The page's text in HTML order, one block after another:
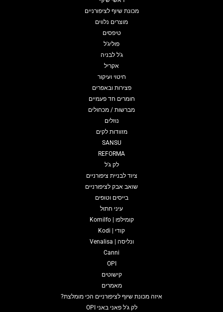
מכונת שיוף לציפורניים
מוצרים נלווים
טיפסים
פוליג'ל
ג'ל לבניה
אקריל
חיטוי ועיקור
פצירות ובאפרים
חומרים חד פעמיים
מברשות / מכחולים
נוזלים
מזוודות לקים
SANSU
REFORMA
לק ג'ל
ציוד לבניית ציפורניים
שואב אבק לציפורניים
בייסים וטופים
עיני חתול
קומילפו | Komilfo
קודי | Kodi
ונליסה | Venalisa
Canni
OPI
קישוטים
מאמרים
איזה מכונת שיוף לציפורניים הכי מומלצת?
לק ג'ל פאני באני OPI